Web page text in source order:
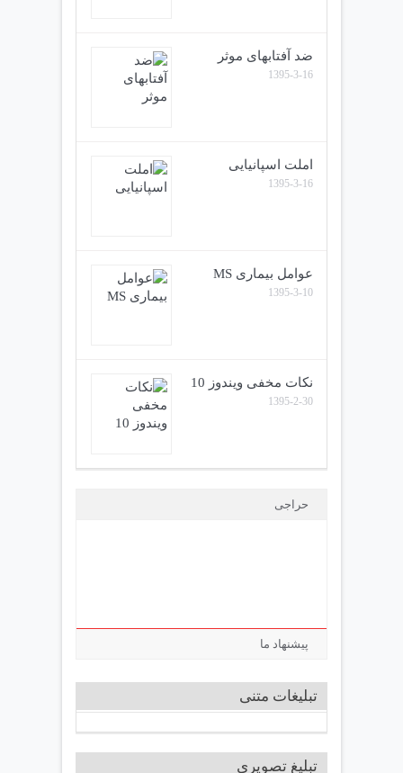
ضد آفتابهای موثر
1395-3-16
املت اسپانیایی
1395-3-16
عوامل بیماری MS
1395-3-10
نکات مخفی ویندوز 10
1395-2-30
حراجی
پیشنهاد ما
تبلیغات متنی
تبلیغ تصویری